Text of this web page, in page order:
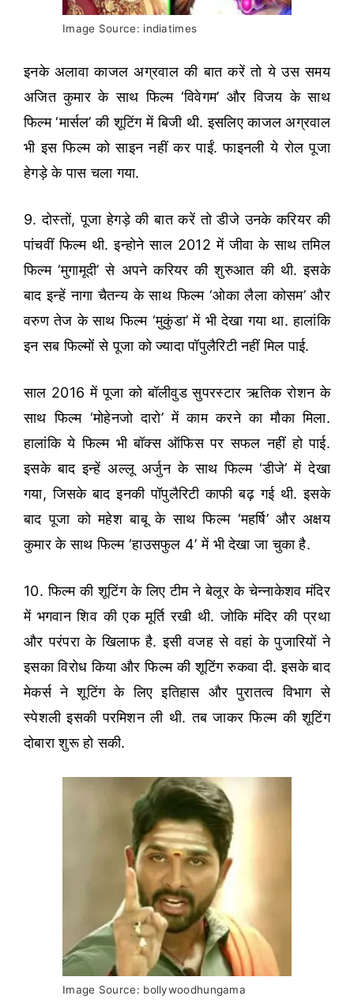
Image Source: indiatimes
इनके अलावा काजल अग्रवाल की बात करें तो ये उस समय
अजित कुमार के साथ फिल्म ‘विवेगम’ और विजय के साथ
फिल्म ‘मार्सल’ की शूटिंग में बिजी थी. इसलिए काजल अग्रवाल
भी इस फिल्म को साइन नहीं कर पाईं. फाइनली ये रोल पूजा
हेगड़े के पास चला गया.
9. दोस्तों, पूजा हेगड़े की बात करें तो डीजे उनके करियर की
पांचवीं फिल्म थी. इन्होने साल 2012 में जीवा के साथ तमिल
फिल्म ‘मुगामूदी’ से अपने करियर की शुरुआत की थी. इसके
बाद इन्हें नागा चैतन्य के साथ फिल्म ‘ओका लैला कोसम’ और
वरुण तेज के साथ फिल्म ‘मुकुंडा’ में भी देखा गया था. हालांकि
इन सब फिल्मों से पूजा को ज्यादा पॉपुलैरिटी नहीं मिल पाई.
साल 2016 में पूजा को बॉलीवुड सुपरस्टार ऋतिक रोशन के
साथ फिल्म ‘मोहेनजो दारो’ में काम करने का मौका मिला.
हालांकि ये फिल्म भी बॉक्स ऑफिस पर सफल नहीं हो पाई.
इसके बाद इन्हें अल्लू अर्जुन के साथ फिल्म ‘डीजे’ में देखा
गया, जिसके बाद इनकी पॉपुलैरिटी काफी बढ़ गई थी. इसके
बाद पूजा को महेश बाबू के साथ फिल्म ‘महर्षि’ और अक्षय
कुमार के साथ फिल्म ‘हाउसफुल 4’ में भी देखा जा चुका है.
10. फिल्म की शूटिंग के लिए टीम ने बेलूर के चेन्नाकेशव मंदिर
में भगवान शिव की एक मूर्ति रखी थी. जोकि मंदिर की प्रथा
और परंपरा के खिलाफ है. इसी वजह से वहां के पुजारियों ने
इसका विरोध किया और फिल्म की शूटिंग रुकवा दी. इसके बाद
मेकर्स ने शूटिंग के लिए इतिहास और पुरातत्व विभाग से
स्पेशली इसकी परमिशन ली थी. तब जाकर फिल्म की शूटिंग
दोबारा शुरू हो सकी.
Image Source: bollywoodhungama